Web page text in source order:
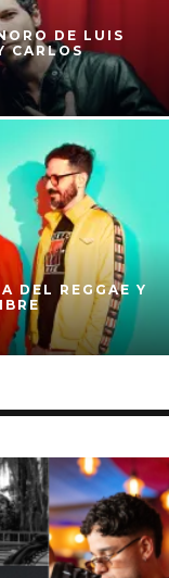
DE LUIS
CARLOS
DEL REGGAE Y